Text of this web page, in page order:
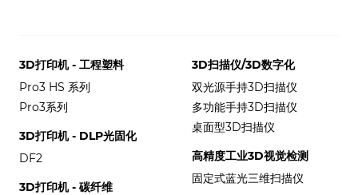
3D打印机 - 工程塑料
Pro3 HS 系列
Pro3系列
3D打印机 - DLP光固化
DF2
3D打印机 - 碳纤维
3D扫描仪/3D数字化
双光源手持3D扫描仪
多功能手持3D扫描仪
桌面型3D扫描仪
高精度工业3D视觉检测
固定式蓝光三维扫描仪